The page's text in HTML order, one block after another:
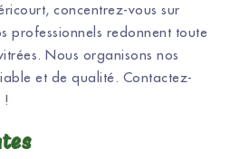
concentrez-vous sur
professionnels redonnent toute
Nous organisons nos
et de qualité. Contactez-
!